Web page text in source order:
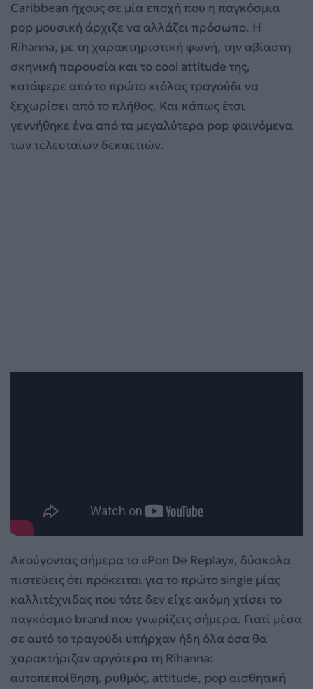
Caribbean ήχους σε μία εποχή που η παγκόσμια
pop μουσική άρχιζε να αλλάζει πρόσωπο. Η
Rihanna, με τη χαρακτηριστική φωνή, την αβίαστη
σκηνική παρουσία και το cool attitude της,
κατάφερε από το πρώτο κιόλας τραγούδι να
ξεχωρίσει από το πλήθος. Και κάπως έτσι
γεννήθηκε ένα από τα μεγαλύτερα pop φαινόμενα
των τελευταίων δεκαετιών.
Ακούγοντας σήμερα το «Pon De Replay», δύσκολα
πιστεύεις ότι πρόκειται για το πρώτο single μίας
καλλιτέχνιδας που τότε δεν είχε ακόμη χτίσει το
παγκόσμιο brand που γνωρίζεις σήμερα. Γιατί μέσα
σε αυτό το τραγούδι υπήρχαν ήδη όλα όσα θα
χαρακτήριζαν αργότερα τη Rihanna:
αυτοπεποίθηση, ρυθμός, attitude, pop αισθητική